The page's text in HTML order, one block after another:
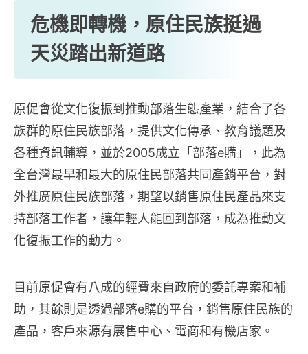
危機即轉機，原住民族挺過
天災踏出新道路
原促會從文化復振到推動部落生態產業，結合了各
族群的原住民族部落，提供文化傳承、教育議題及
各種資訊輔導，並於2005成立「部落e購」，此為
全台灣最早和最大的原住民部落共同產銷平台，對
外推廣原住民族部落，期望以銷售原住民產品來支
持部落工作者，讓年輕人能回到部落，成為推動文
化復振工作的動力。
目前原促會有八成的經費來自政府的委託專案和補
助，其餘則是透過部落e購的平台，銷售原住民族的
產品，客戶來源有展售中心、電商和有機店家。